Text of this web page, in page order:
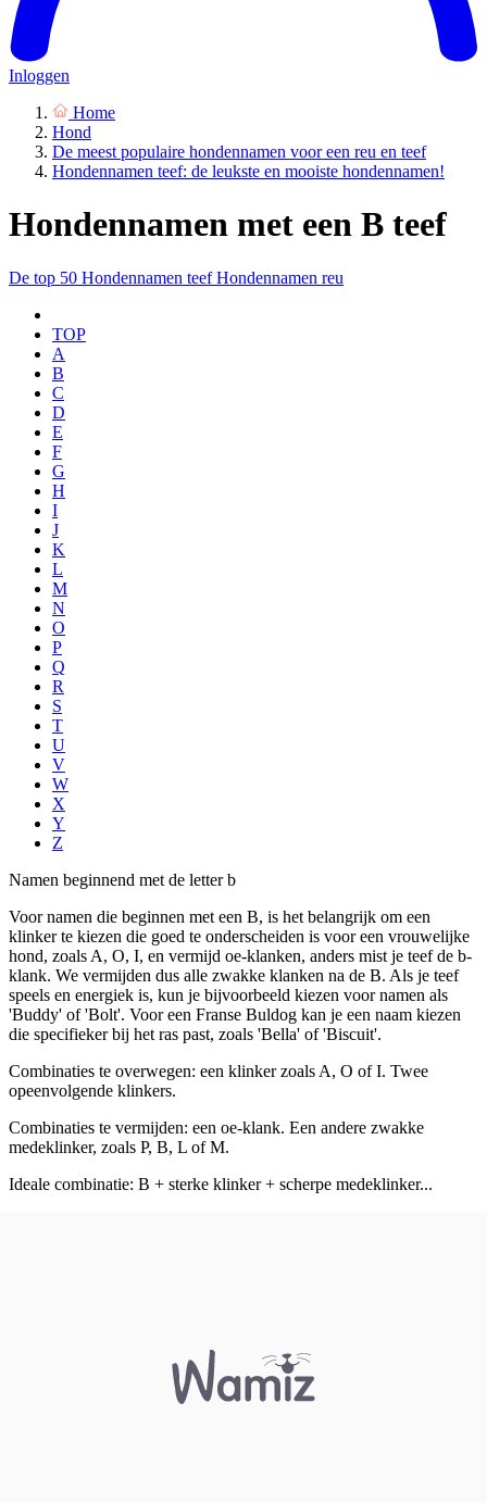
Inloggen
Home
Hond
De meest populaire hondennamen voor een reu en teef
Hondennamen teef: de leukste en mooiste hondennamen!
Hondennamen met een B teef
De top 50 Hondennamen teefHondennamen reu
TOP
A
B
C
D
E
F
G
H
I
J
K
L
M
N
O
P
Q
R
S
T
U
V
W
X
Y
Z
Namen beginnend met de letter b
Voor namen die beginnen met een B, is het belangrijk om een
klinker te kiezen die goed te onderscheiden is voor een vrouwelijke
hond, zoals A, O, I, en vermijd oe-klanken, anders mist je teef de b-
klank. We vermijden dus alle zwakke klanken na de B. Als je teef
speels en energiek is, kun je bijvoorbeeld kiezen voor namen als
'Buddy' of 'Bolt'. Voor een Franse Buldog kan je een naam kiezen
die specifieker bij het ras past, zoals 'Bella' of 'Biscuit'.
Combinaties te overwegen: een klinker zoals A, O of I. Twee
opeenvolgende klinkers.
Combinaties te vermijden: een oe-klank. Een andere zwakke
medeklinker, zoals P, B, L of M.
Ideale combinatie: B + sterke klinker + scherpe medeklinker...